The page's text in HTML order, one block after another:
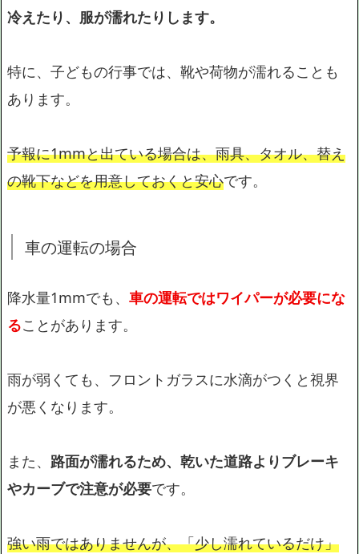
冷えたり、服が濡れたりします。
特に、子どもの行事では、靴や荷物が濡れることも
あります。
予報に1mmと出ている場合は、雨具、タオル、替え
の靴下などを用意しておくと安心です。
車の運転の場合
降水量1mmでも、 車の運転ではワイパーが必要にな
ることがあります。
雨が弱くても、フロントガラスに水滴がつくと視界
が悪くなります。
また、 路面が濡れるため、乾いた道路よりブレーキ
やカーブで注意が必要です。
強い雨ではありませんが、「少し濡れているだけ」